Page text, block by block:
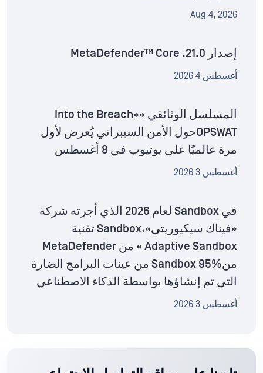
Aug 4, 2026
إصدار MetaDefender™ Core .21.0
أغسطس 4 2026
المسلسل الوثائقي «Into the Breach»
OPSWATحول الأمن السيبراني يُعرض لأول
مرة عالميًا على يوتيوب في 8 أغسطس
أغسطس 3 2026
في Sandbox لعام 2026 الذي أجرته شركة
«فيناك سيكيوريتي»،Sandbox تقنية
Adaptive Sandbox » من MetaDefender
منSandbox 95% من عينات البرامج الضارة
التي تم إنشاؤها بواسطة الذكاء الاصطناعي
أغسطس 3 2026